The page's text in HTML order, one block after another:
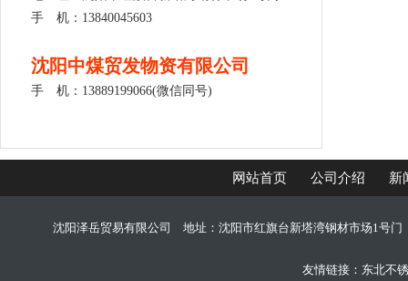
手 机：13840045603
沈阳中煤贸发物资有限公司
手 机：13889199066(微信同号)
网站首页 公司介绍 新
沈阳泽岳贸易有限公司 地址：沈阳市红旗台新塔湾钢材市场1
友情链接： 东北不